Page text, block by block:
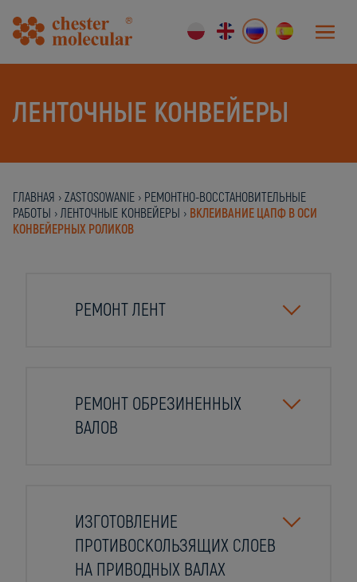
ЛЕНТОЧНЫЕ КОНВЕЙЕРЫ
ГЛАВНАЯ › ZASTOSOWANIE › РЕМОНТНО-ВОССТАНОВИТЕЛЬНЫЕ
РАБОТЫ › ЛЕНТОЧНЫЕ КОНВЕЙЕРЫ › ВКЛЕИВАНИЕ ЦАПФ В ОСИ
КОНВЕЙЕРНЫХ РОЛИКОВ
РЕМОНТ ЛЕНТ
РЕМОНТ ОБРЕЗИНЕННЫХ
ВАЛОВ
ИЗГОТОВЛЕНИЕ
ПРОТИВОСКОЛЬЗЯЩИХ СЛОЕВ
НА ПРИВОДНЫХ ВАЛАХ